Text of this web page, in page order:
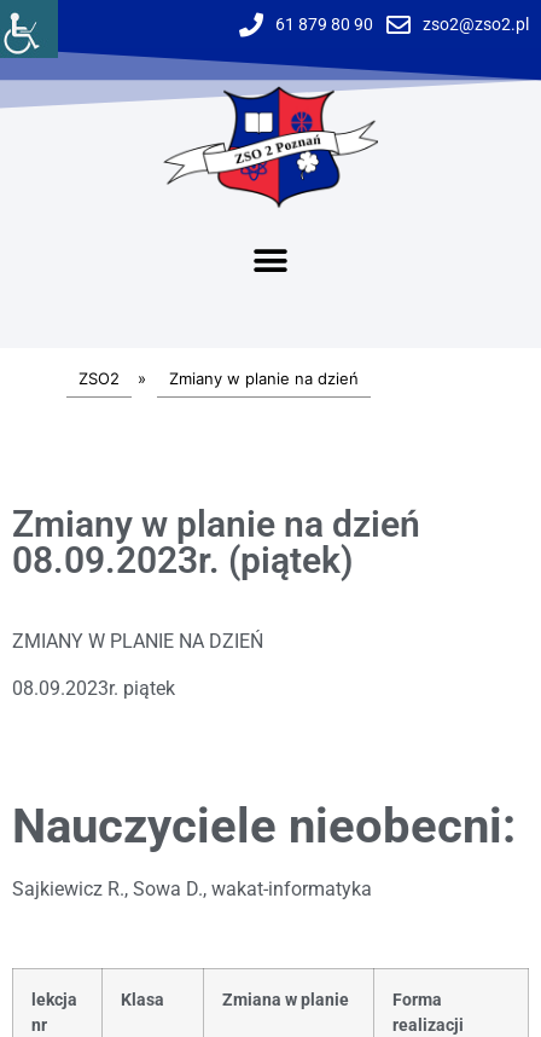
61 879 80 90 zso2@zso2.pl
ZSO2 » Zmiany w planie na dzień
Zmiany w planie na dzień
08.09.2023r. (piątek)
ZMIANY W PLANIE NA DZIEŃ
08.09.2023r. piątek
Nauczyciele nieobecni:
Sajkiewicz R., Sowa D., wakat-informatyka
lekcja
nr
Klasa Zmiana w planie
Forma
realizacji